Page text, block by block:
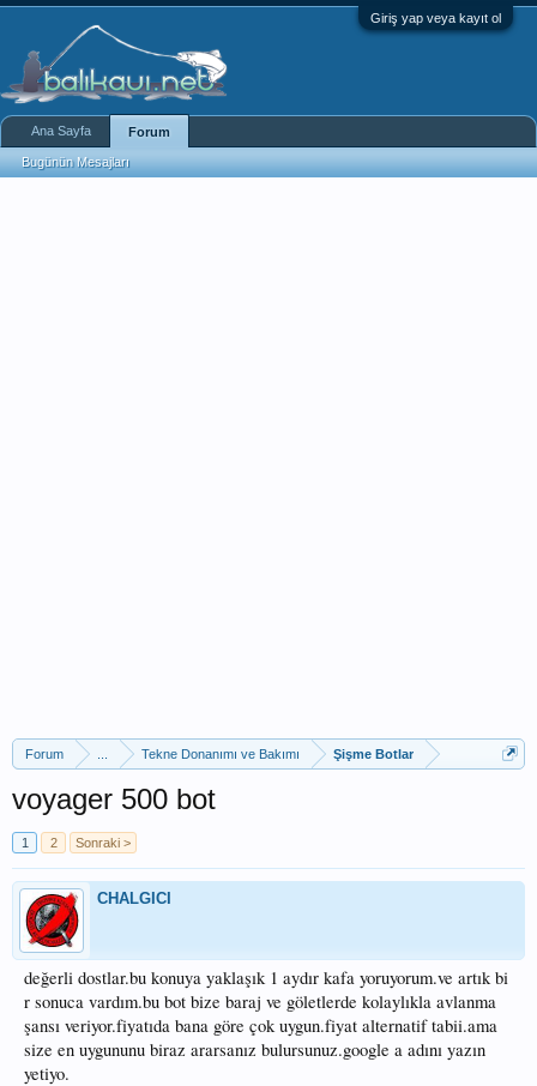
Giriş yap veya kayıt ol
Forum Tekne Donanımı ve Bakımı Şişme Botlar
voyager 500 bot
1 2 Sonraki >
CHALGICI
değerli dostlar.bu konuya yaklaşık 1 aydır kafa yoruyorum.ve artık bi
r sonuca vardım.bu bot bize baraj ve göletlerde kolaylıkla avlanma
şansı veriyor.fiyatıda bana göre çok uygun.fiyat alternatif tabii.ama
size en uygununu biraz ararsanız bulursunuz.google a adını yazın
yetiyo.
Ana Sayfa Forum
Bugünün Mesajları